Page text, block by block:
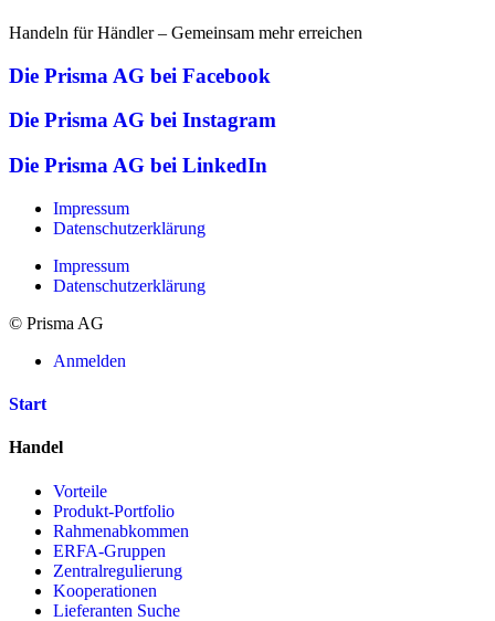
Handeln für Händler – Gemeinsam mehr erreichen
Die Prisma AG bei Facebook
Die Prisma AG bei Instagram
Die Prisma AG bei LinkedIn
Impressum
Datenschutzerklärung
Impressum
Datenschutzerklärung
© Prisma AG
Anmelden
Start
Handel
Vorteile
Produkt-Portfolio
Rahmenabkommen
ERFA-Gruppen
Zentralregulierung
Kooperationen
Lieferanten Suche